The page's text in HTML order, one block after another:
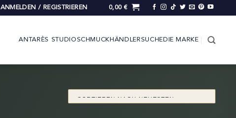
ANMELDEN / REGISTRIEREN 0,00 €
ANTARÈS STUDIOSCHMUCK HÄNDLERSUCHE DIE MARKE